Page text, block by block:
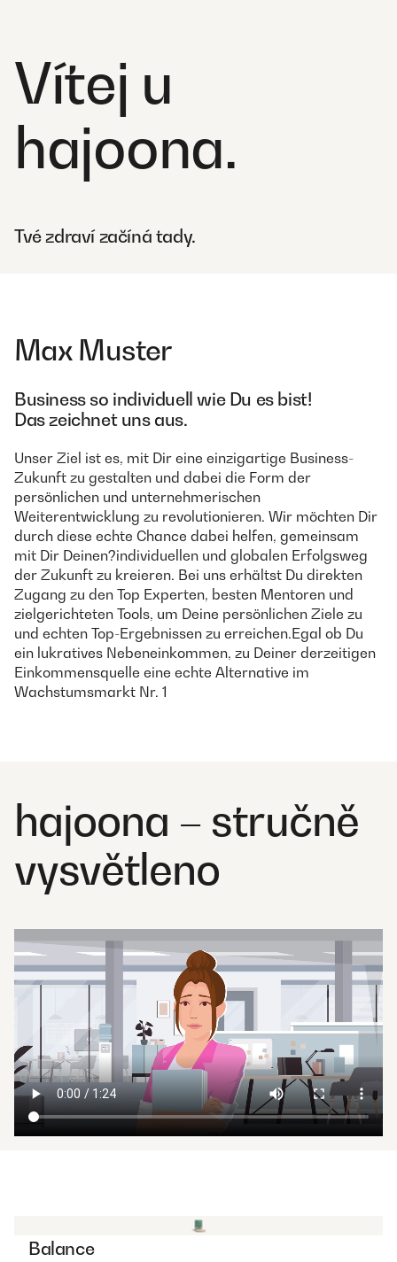
Vítej u
hajoona.
Tvé zdraví začíná tady.
Max Muster
Business so individuell wie Du es bist!
Das zeichnet uns aus.
Unser Ziel ist es, mit Dir eine einzigartige Business-
Zukunft zu gestalten und dabei die Form der
persönlichen und unternehmerischen
Weiterentwicklung zu revolutionieren. Wir möchten Dir
durch diese echte Chance dabei helfen, gemeinsam
mit Dir Deinen?individuellen und globalen Erfolgsweg
der Zukunft zu kreieren. Bei uns erhältst Du direkten
Zugang zu den Top Experten, besten Mentoren und
zielgerichteten Tools, um Deine persönlichen Ziele zu
und echten Top-Ergebnissen zu erreichen.Egal ob Du
ein lukratives Nebeneinkommen, zu Deiner derzeitigen
Einkommensquelle eine echte Alternative im
Wachstumsmarkt Nr. 1
hajoona – stručně
vysvětleno
Balance